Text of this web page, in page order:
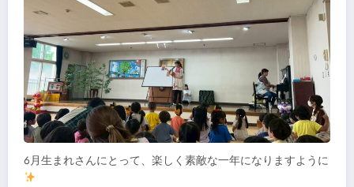
6月生まれさんにとって、楽しく素敵な一年になりますように